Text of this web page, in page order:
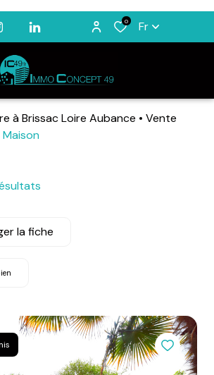
0 Fr
à Brissac Loire Aubance
Vente
Maison
la fiche